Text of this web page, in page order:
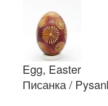
Egg, Easter
Писанка /